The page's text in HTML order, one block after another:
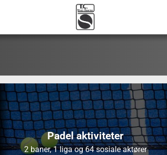
Padel aktiviteter
2 baner, 1 liga og 64 sosiale aktører